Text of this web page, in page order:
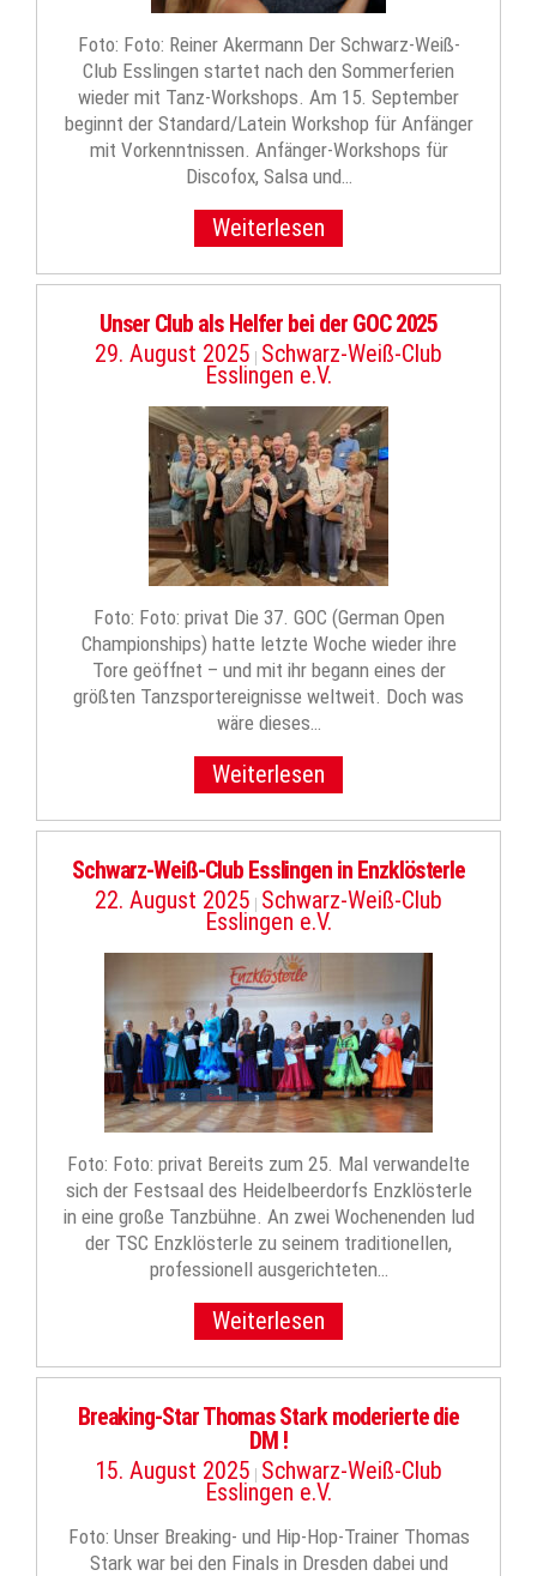
Foto: Foto: Reiner Akermann Der Schwarz-Weiß-
Club Esslingen startet nach den Sommerferien
wieder mit Tanz-Workshops. Am 15. September
beginnt der Standard/Latein Workshop für Anfänger
mit Vorkenntnissen. Anfänger-Workshops für
Discofox, Salsa und…
Weiterlesen
Unser Club als Helfer bei der GOC 2025
29. August 2025 | Schwarz-Weiß-Club
Esslingen e.V.
Foto: Foto: privat Die 37. GOC (German Open
Championships) hatte letzte Woche wieder ihre
Tore geöffnet – und mit ihr begann eines der
größten Tanzsportereignisse weltweit. Doch was
wäre dieses…
Weiterlesen
Schwarz-Weiß-Club Esslingen in Enzklösterle
22. August 2025 | Schwarz-Weiß-Club
Esslingen e.V.
Foto: Foto: privat Bereits zum 25. Mal verwandelte
sich der Festsaal des Heidelbeerdorfs Enzklösterle
in eine große Tanzbühne. An zwei Wochenenden lud
der TSC Enzklösterle zu seinem traditionellen,
professionell ausgerichteten…
Weiterlesen
Breaking-Star Thomas Stark moderierte die
DM !
15. August 2025 | Schwarz-Weiß-Club
Esslingen e.V.
Foto: Unser Breaking- und Hip-Hop-Trainer Thomas
Stark war bei den Finals in Dresden dabei und